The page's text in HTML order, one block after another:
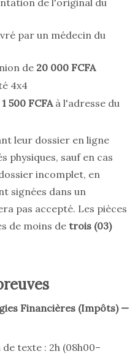
par un médecin du
de 20 000 FCFA
4x4
1 500 FCFAà l'adresse du
leur dossier en ligne
physiques, sauf en cas
incomplet, en
signées dans un
pas accepté. Les pièces
de moins de trois (03)
Financières (Impôts) —
texte : 2h (08h00–